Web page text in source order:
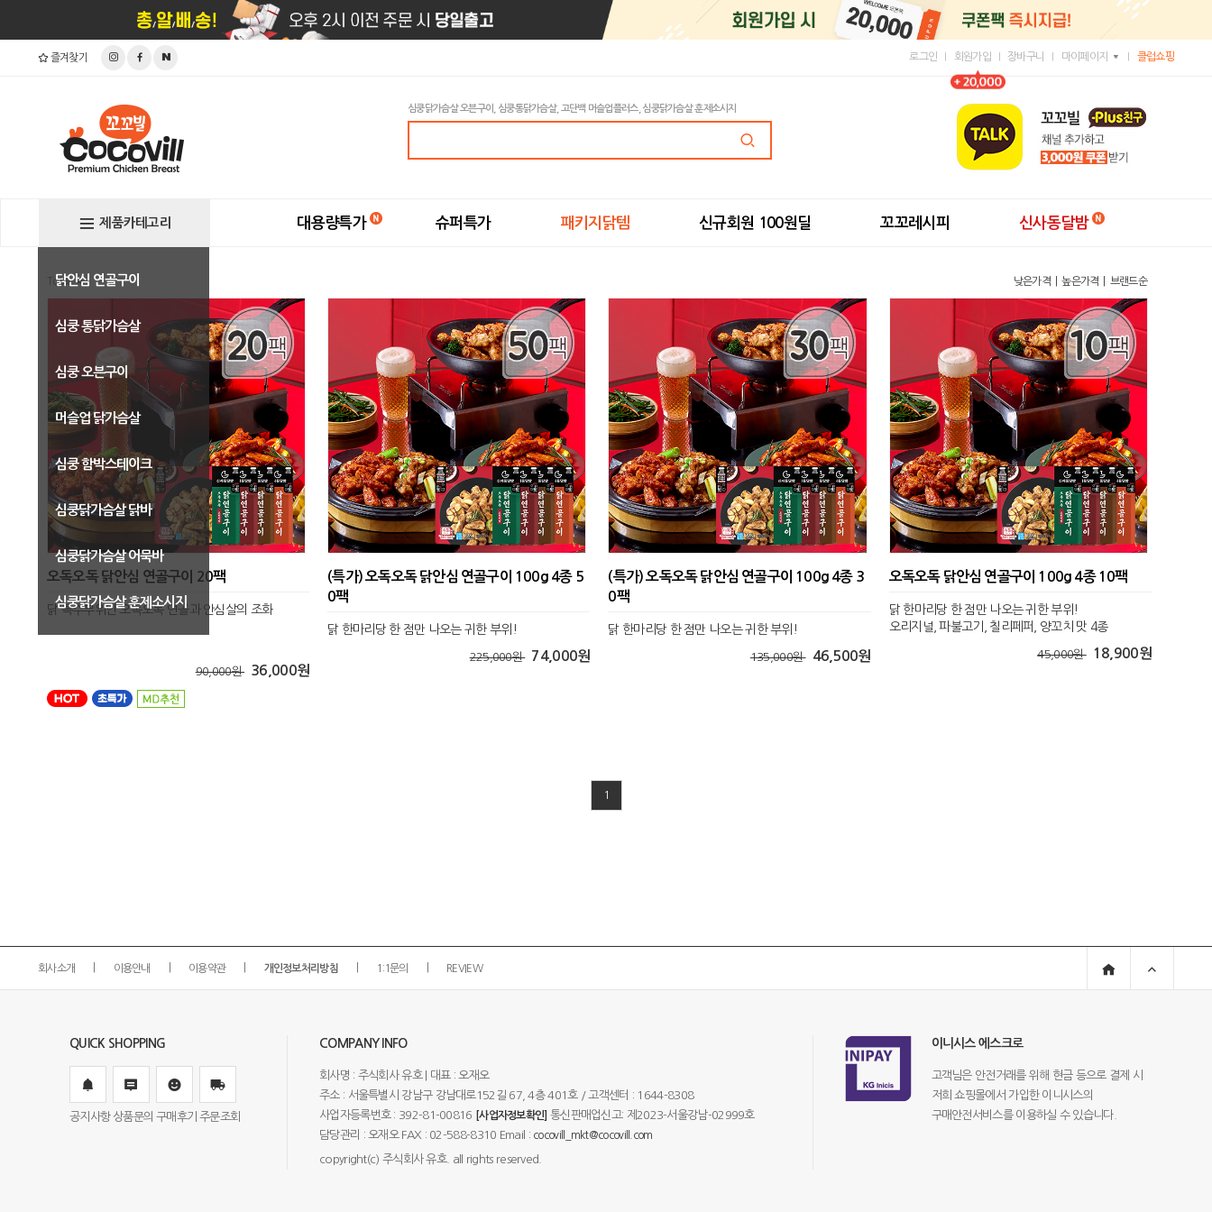
즐겨찾기 로그인 회원가입 장바구니 마이페이지 클럽쇼핑
심쿵닭가슴살 오븐구이, 심쿵통닭가슴살, 고단백 머슬업플러스, 심쿵닭가슴살 훈제소시지
대용량특가 슈퍼특가 패키지닭템 신규회원 100원딜 꼬꼬레시피 신사동달밤
제품카테고리
닭안심 연골구이
심쿵 통닭가슴살
심쿵 오븐구이
머슬업 닭가슴살
심쿵 함박스테이크
심쿵닭가슴살 닭바
심쿵닭가슴살 어묵바
심쿵닭가슴살 훈제소시지
Total 4 낮은가격 높은가격 브랜드순
오독오독 닭안심 연골구이 20팩
닭 특수부위인 오독오독 연골과 안심살의 조화
90,000원 36,000원
(특가) 오독오독 닭안심 연골구이 100g 4종 5
0팩
닭 한마리당 한 점만 나오는 귀한 부위!
225,000원 74,000원
(특가) 오독오독 닭안심 연골구이 100g 4종 3
0팩
닭 한마리당 한 점만 나오는 귀한 부위!
135,000원 46,500원
오독오독 닭안심 연골구이 100g 4종 10팩
닭 한마리당 한 점만 나오는 귀한 부위!
오리지널, 파불고기, 칠리페퍼, 양꼬치 맛 4종
45,000원 18,900원
1
회사소개 이용안내 이용약관 개인정보처리방침 1:1문의 REVIEW
QUICK SHOPPING
공지사항 상품문의 구매후기 주문조회
COMPANY INFO
회사명 : 주식회사 유호 | 대표 : 오재오
주소 : 서울특별시 강남구 강남대로152길 67, 4층 401호 / 고객센터 : 1644-8308
사업자등록번호 : 392-81-00816 [사업자정보확인] 통신판매업신고: 제2023-서울강남-02999호
담당관리 : 오재오 FAX : 02-588-8310 Email : cocovill_mkt@cocovill.com
copyright(c) 주식회사 유호. all rights reserved.
이니시스 에스크로
고객님은 안전거래를 위해 현금 등으로 결제 시
저희 쇼핑몰에서 가입한 이니시스의
구매안전서비스를 이용하실 수 있습니다.